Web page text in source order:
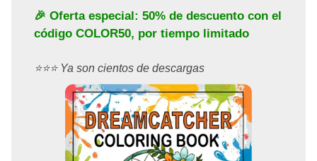
🎉 Oferta especial: 50% de descuento con el
código COLOR50, por tiempo limitado
⭐️⭐️⭐️ Ya son cientos de descargas